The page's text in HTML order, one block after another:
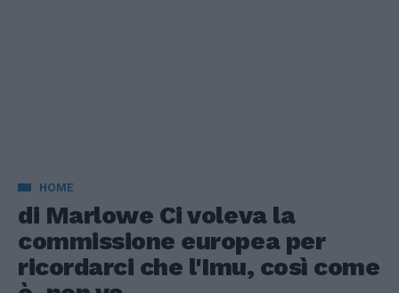
HOME
di Marlowe Ci voleva la
commissione europea per
ricordarci che l'Imu, così come